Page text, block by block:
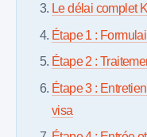
Le délai complet
Étape 1 :
Étape 2 :
Étape 3 :
visa